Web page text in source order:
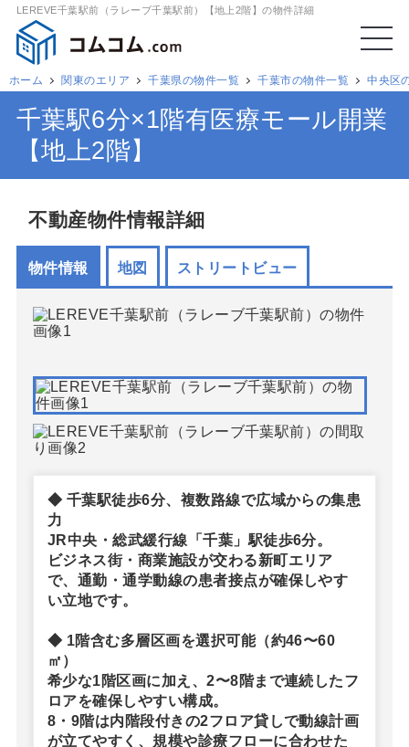
LEREVE千葉駅前（ラレーブ千葉駅前）【地上2階】の物件詳細
ホーム 関東のエリア 千葉県の物件一覧 千葉市の物件一覧 中央区
千葉駅6分×1階有医療モール開業
【地上2階】
不動産物件情報詳細
物件情報 地図 ストリートビュー
◆ 千葉駅徒歩6分、複数路線で広域からの集患
力
JR中央・総武緩行線「千葉」駅徒歩6分。
ビジネス街・商業施設が交わる新町エリア
で、通勤・通学動線の患者接点が確保しやす
い立地です。
◆ 1階含む多層区画を選択可能（約46〜60
㎡）
希少な1階区画に加え、2〜8階まで連続したフ
ロアを確保しやすい構成。
8・9階は内階段付きの2フロア貸しで動線計画
が立てやすく、規模や診療フローに合わせた